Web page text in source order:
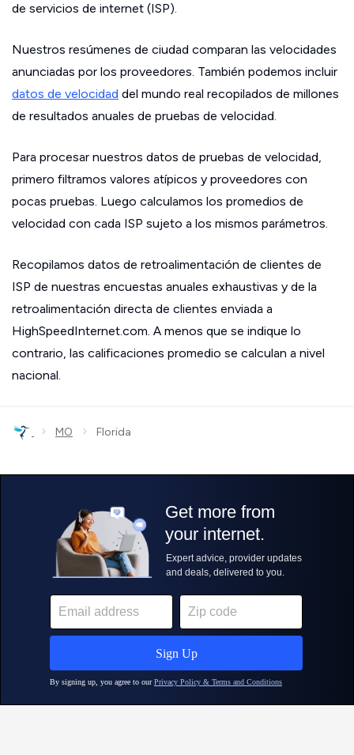
de servicios de internet (ISP).
Nuestros resúmenes de ciudad comparan las velocidades
anunciadas por los proveedores. También podemos incluir
datos de velocidad del mundo real recopilados de millones
de resultados anuales de pruebas de velocidad.
Para procesar nuestros datos de pruebas de velocidad,
primero filtramos valores atípicos y proveedores con
pocas pruebas. Luego calculamos los promedios de
velocidad con cada ISP sujeto a los mismos parámetros.
Recopilamos datos de retroalimentación de clientes de
ISP de nuestras encuestas anuales exhaustivas y de la
retroalimentación directa de clientes enviada a
HighSpeedInternet.com. A menos que se indique lo
contrario, las calificaciones promedio se calculan a nivel
nacional.
› MO › Florida